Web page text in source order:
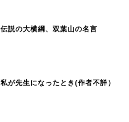
伝説の大横綱、双葉山の名言
私が先生になったとき(作者不詳）